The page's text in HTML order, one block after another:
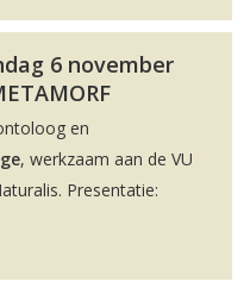
6 november
en
, werkzaam aan de VU
Presentatie: